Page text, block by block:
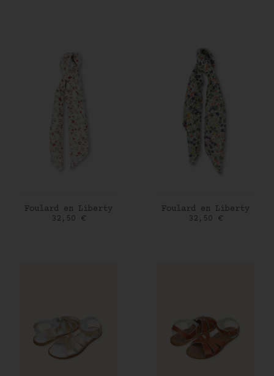
AJOUTER AU PANIER
Foulard en Liberty
Prix
32,50 €
AJOUTER AU PANIER
Foulard en Liberty
Prix
32,50 €